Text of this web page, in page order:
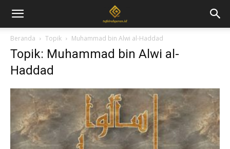
Beranda Topik Muhammad bin Alwi al-Haddad
Topik: Muhammad bin Alwi al-
Haddad